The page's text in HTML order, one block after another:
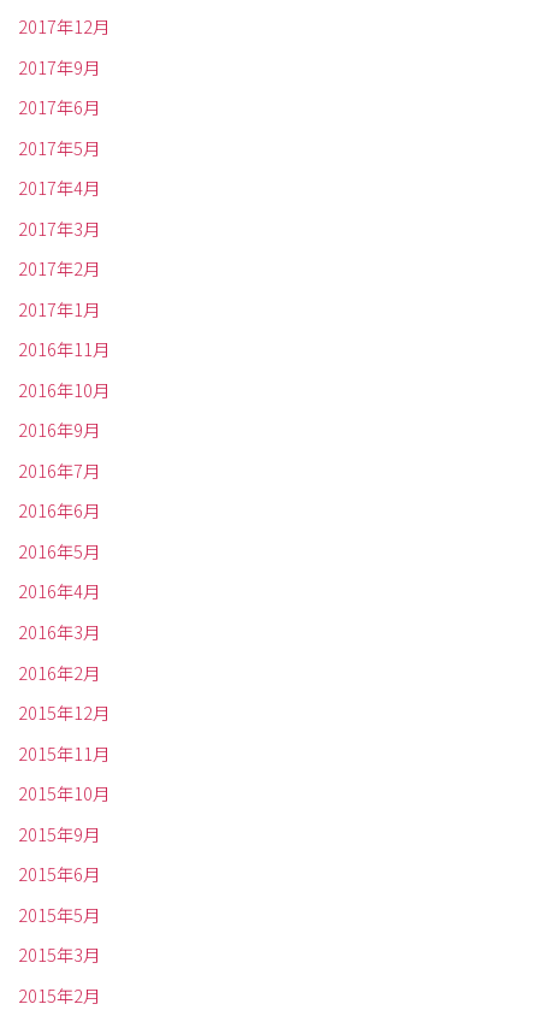
2017年12月
2017年9月
2017年6月
2017年5月
2017年4月
2017年3月
2017年2月
2017年1月
2016年11月
2016年10月
2016年9月
2016年7月
2016年6月
2016年5月
2016年4月
2016年3月
2016年2月
2015年12月
2015年11月
2015年10月
2015年9月
2015年6月
2015年5月
2015年3月
2015年2月